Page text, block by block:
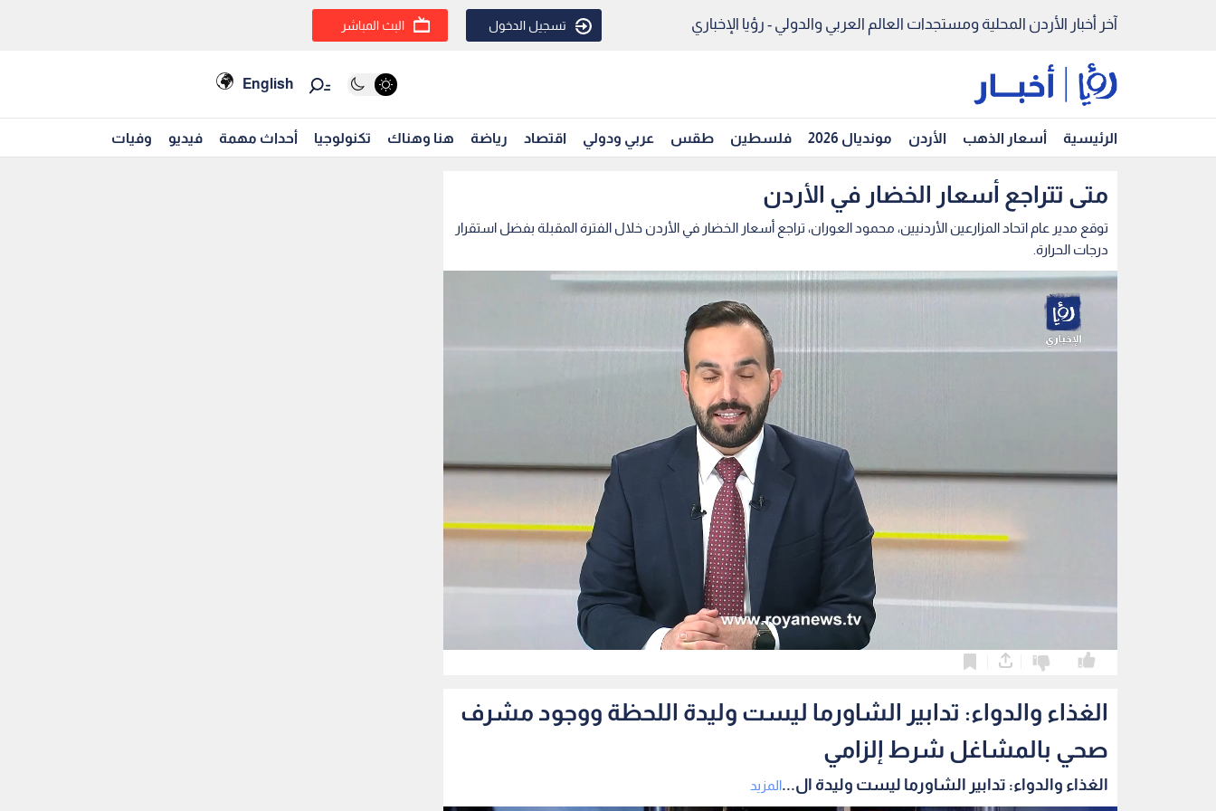
آخر أخبار الأردن المحلية ومستجدات العالم العربي والدولي - رؤيا الإخباري تسجيل الدخول البث المباشر
English
الرئيسية أسعار الذهب الأردن مونديال 2026 فلسطين طقس عربي ودولي اقتصاد رياضة هنا وهناك تكنولوجيا أحداث مهمة فيديو وفيات
متى تتراجع أسعار الخضار في الأردن
توقع مدير عام اتحاد المزارعين الأردنيين، محمود العوران، تراجع أسعار الخضار في الأردن خلال الفترة المقبلة بفضل استقرار
درجات الحرارة.
الغذاء والدواء: تدابير الشاورما ليست وليدة اللحظة ووجود مشرف
صحي بالمشاغل شرط إلزامي
الغذاء والدواء: تدابير الشاورما ليست وليدة ال...المزيد